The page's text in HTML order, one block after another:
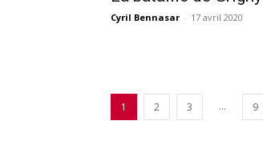
Cyril Bennasar - 17 avril 2020
1 2 3 ... 9